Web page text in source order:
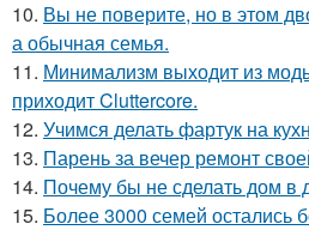
10. Вы не поверите, но в этом
а обычная семья.
11. Минимализм выходит из
приходит Cluttercore.
12. Учимся делать фартук на
13. Парень за вечер ремонт
14. Почему бы не сделать дом в
15. Более 3000 семей остались